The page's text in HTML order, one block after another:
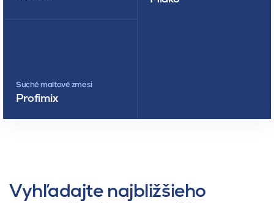
Suché maltové zmesi
Profimix
Vyhľadajte najbližšieho